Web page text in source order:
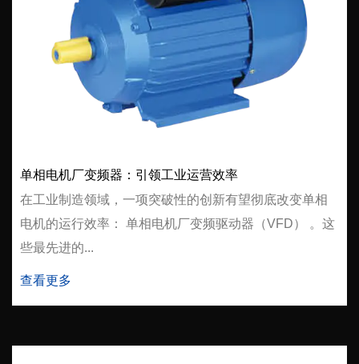
单相电机厂变频器：引领工业运营效率
在工业制造领域，一项突破性的创新有望彻底改变单相
电机的运行效率： 单相电机厂变频驱动器（VFD） 。这
些最先进的...
查看更多